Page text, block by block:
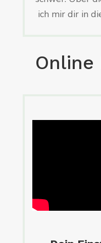
ich mir dir in
Online